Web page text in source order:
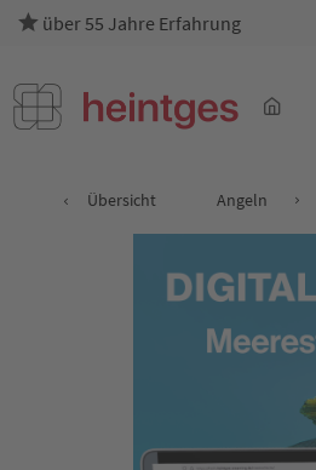
über 55 Jahre Erfahrung
Übersicht Angeln